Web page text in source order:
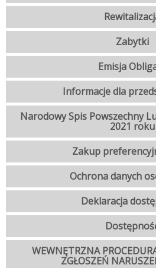
Zabytki
Emisja
Informacje dla
Narodowy Spis Powszechny
2021 roku
Zakup
Ochrona danych
Deklaracja
WEWNĘTRZNA
ZGŁOSZEŃ